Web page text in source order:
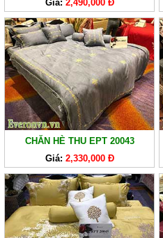
CHĂN
GA
EVERONLITE
SẢN
PHẨM
HÀNG
LẺ
PHẨM
KHÁC
Giá: 2,490,000 Đ
CHĂN HÈ THU EPT 20043
Giá: 2,330,000 Đ